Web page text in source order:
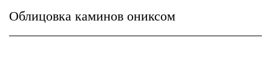
Облицовка каминов ониксом